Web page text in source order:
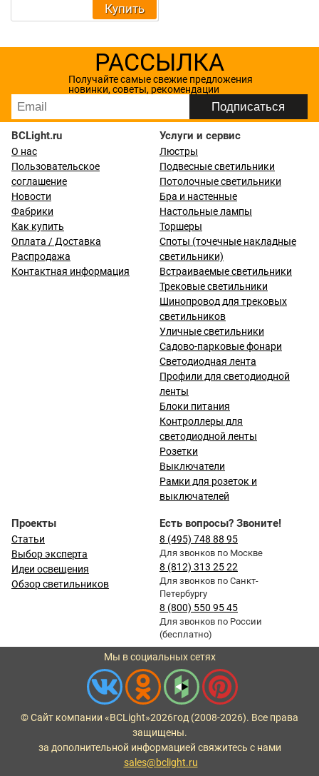
Купить
РАССЫЛКА
Получайте самые свежие предложения
новинки, советы, рекомендации
BCLight.ru
О нас
Пользовательское
соглашение
Новости
Фабрики
Как купить
Оплата / Доставка
Распродажа
Контактная информация
Услуги и сервис
Люстры
Подвесные светильники
Потолочные светильники
Бра и настенные
Настольные лампы
Торшеры
Споты (точечные накладные
светильники)
Встраиваемые светильники
Трековые светильники
Шинопровод для трековых
светильников
Уличные светильники
Садово-парковые фонари
Светодиодная лента
Профили для светодиодной
ленты
Блоки питания
Контроллеры для
светодиодной ленты
Розетки
Выключатели
Рамки для розеток и
выключателей
Проекты
Статьи
Выбор эксперта
Идеи освещения
Обзор светильников
Есть вопросы? Звоните!
8 (495) 748 88 95
Для звонков по Москве
8 (812) 313 25 22
Для звонков по Санкт-
Петербургу
8 (800) 550 95 45
Для звонков по России
(бесплатно)
Мы в социальных сетях
© Сайт компании «BCLight»2026год (2008-2026). Все права
защищены.
за дополнительной информацией свяжитесь с нами
sales@bclight.ru